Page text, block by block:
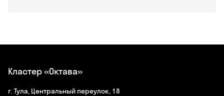
Кластер «Октава»
г. Тула, Центральный переулок, 18